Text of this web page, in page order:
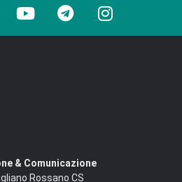
& Comunicazione
Rossano CS